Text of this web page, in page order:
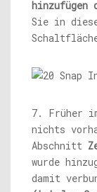
hinzufügen
Sie in
7. Früher
nichts
Abschnitt
wurde
damit